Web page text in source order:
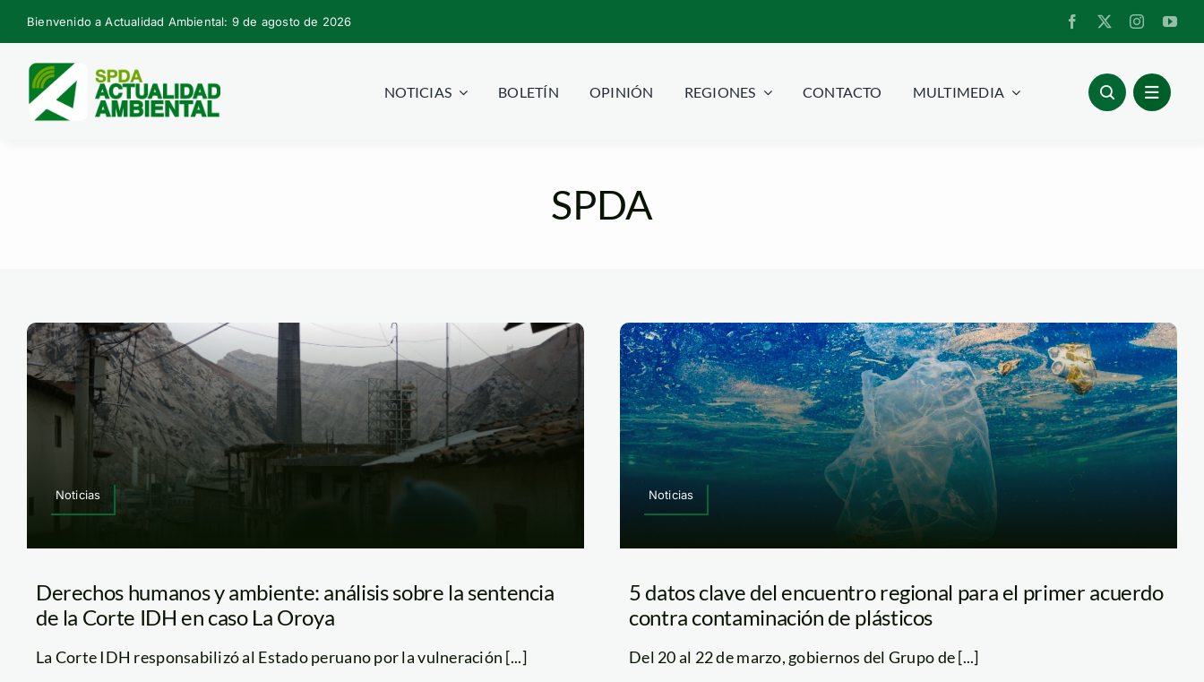
Skip
to
content
Bienvenido a Actualidad Ambiental: 9 de agosto de 2026
NOTICIAS BOLETÍN OPINIÓN REGIONES CONTACTO MULTIMEDIA
SPDA
Noticias
Derechos humanos y ambiente: análisis sobre la sentencia
de la Corte IDH en caso La Oroya
La Corte IDH responsabilizó al Estado peruano por la vulneración [...]
Noticias
5 datos clave del encuentro regional para el primer acuerdo
contra contaminación de plásticos
Del 20 al 22 de marzo, gobiernos del Grupo de [...]